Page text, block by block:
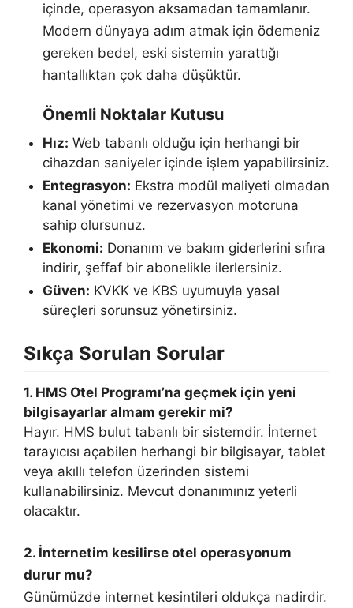
içinde, operasyon aksamadan tamamlanır.
Modern dünyaya adım atmak için ödemeniz
gereken bedel, eski sistemin yarattığı
hantallıktan çok daha düşüktür.
Önemli Noktalar Kutusu
Hız: Web tabanlı olduğu için herhangi bir
cihazdan saniyeler içinde işlem yapabilirsiniz.
Entegrasyon: Ekstra modül maliyeti olmadan
kanal yönetimi ve rezervasyon motoruna
sahip olursunuz.
Ekonomi: Donanım ve bakım giderlerini sıfıra
indirir, şeffaf bir abonelikle ilerlersiniz.
Güven: KVKK ve KBS uyumuyla yasal
süreçleri sorunsuz yönetirsiniz.
Sıkça Sorulan Sorular
1. HMS Otel Programı’na geçmek için yeni
bilgisayarlar almam gerekir mi?
Hayır. HMS bulut tabanlı bir sistemdir. İnternet
tarayıcısı açabilen herhangi bir bilgisayar, tablet
veya akıllı telefon üzerinden sistemi
kullanabilirsiniz. Mevcut donanımınız yeterli
olacaktır.
2. İnternetim kesilirse otel operasyonum
durur mu?
Günümüzde internet kesintileri oldukça nadirdir.